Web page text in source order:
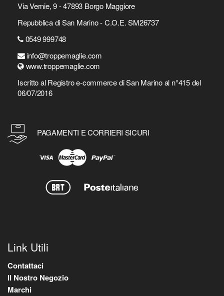
Via Vernie, 9 - 47893 Borgo Maggiore
Repubblica di San Marino - C.O.E. SM26737
0549 999748
info@troppemaglie.com
www.troppemaglie.com
Iscritto al Registro e-commerce di San Marino al n°415 del
06/07/2016
PAGAMENTI E CORRIERI SICURI
Link Utili
Contattaci
Il Nostro Negozio
Marchi